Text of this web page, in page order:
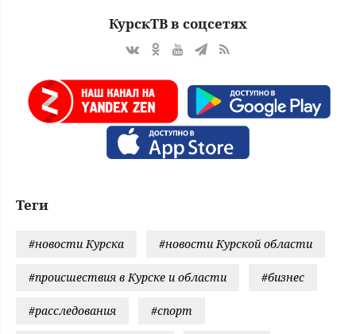
КурскТВ в соцсетях
Теги
#новости Курска #новости Курской области
#происшествия в Курске и области #бизнес
#расследования #спорт